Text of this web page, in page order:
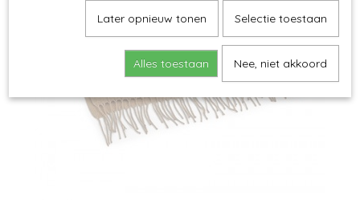
Later opnieuw tonen Selectie toestaan
Alles toestaan Nee, niet akkoord